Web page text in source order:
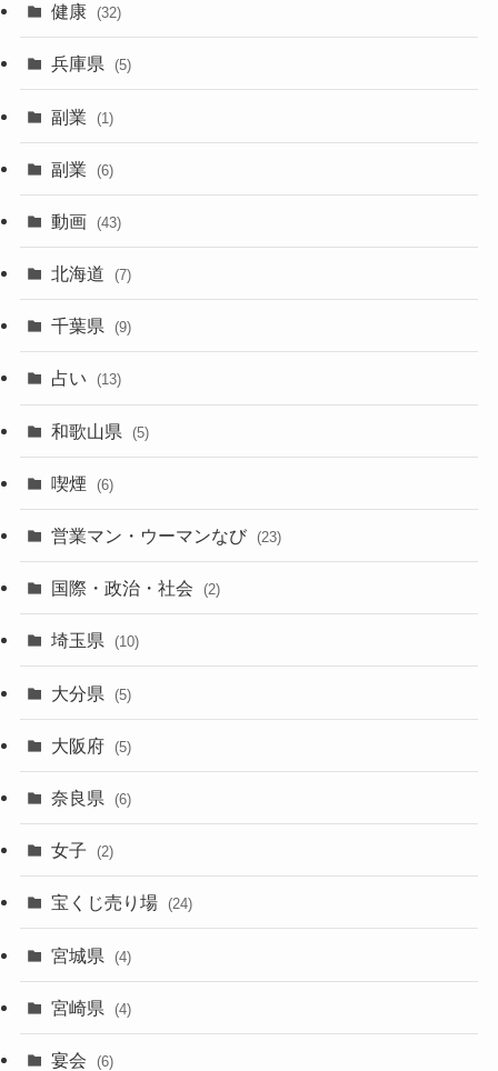
健康 (32)
兵庫県 (5)
副業 (1)
副業 (6)
動画 (43)
北海道 (7)
千葉県 (9)
占い (13)
和歌山県 (5)
喫煙 (6)
営業マン・ウーマンなび (23)
国際・政治・社会 (2)
埼玉県 (10)
大分県 (5)
大阪府 (5)
奈良県 (6)
女子 (2)
宝くじ売り場 (24)
宮城県 (4)
宮崎県 (4)
宴会 (6)